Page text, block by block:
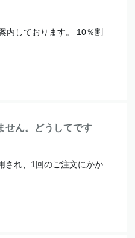
内しております。 10％割
せん。どうしてです
され、1回のご注文にかか